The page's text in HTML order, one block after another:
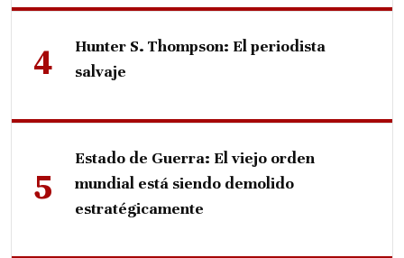
Hunter S. Thompson: El periodista
salvaje
Estado de Guerra: El viejo orden
mundial está siendo demolido
estratégicamente